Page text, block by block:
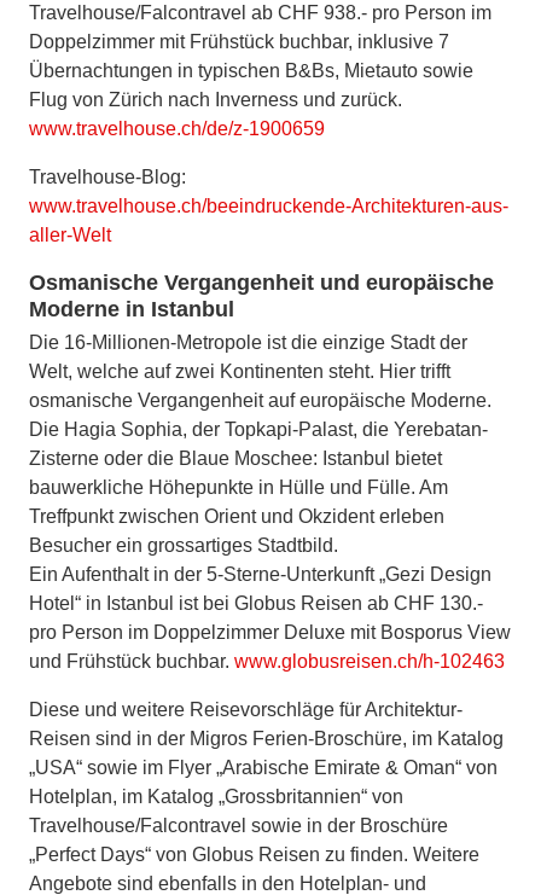
Travelhouse/Falcontravel ab CHF 938.- pro Person im
Doppelzimmer mit Frühstück buchbar, inklusive 7
Übernachtungen in typischen B&Bs, Mietauto sowie
Flug von Zürich nach Inverness und zurück.
www.travelhouse.ch/de/z-1900659
Travelhouse-Blog:
www.travelhouse.ch/beeindruckende-Architekturen-aus-
aller-Welt
Osmanische Vergangenheit und europäische
Moderne in Istanbul
Die 16-Millionen-Metropole ist die einzige Stadt der
Welt, welche auf zwei Kontinenten steht. Hier trifft
osmanische Vergangenheit auf europäische Moderne.
Die Hagia Sophia, der Topkapi-Palast, die Yerebatan-
Zisterne oder die Blaue Moschee: Istanbul bietet
bauwerkliche Höhepunkte in Hülle und Fülle. Am
Treffpunkt zwischen Orient und Okzident erleben
Besucher ein grossartiges Stadtbild.
Ein Aufenthalt in der 5-Sterne-Unterkunft „Gezi Design
Hotel“ in Istanbul ist bei Globus Reisen ab CHF 130.-
pro Person im Doppelzimmer Deluxe mit Bosporus View
und Frühstück buchbar. www.globusreisen.ch/h-102463
Diese und weitere Reisevorschläge für Architektur-
Reisen sind in der Migros Ferien-Broschüre, im Katalog
„USA“ sowie im Flyer „Arabische Emirate & Oman“ von
Hotelplan, im Katalog „Grossbritannien“ von
Travelhouse/Falcontravel sowie in der Broschüre
„Perfect Days“ von Globus Reisen zu finden. Weitere
Angebote sind ebenfalls in den Hotelplan- und